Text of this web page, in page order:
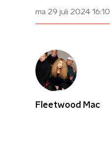
ma 29 juli 2024 16:10
Fleetwood Mac